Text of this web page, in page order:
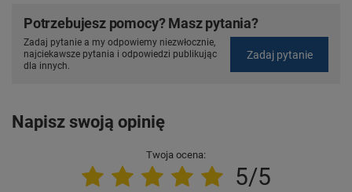
Potrzebujesz pomocy? Masz pytania?
Zadaj pytanie a my odpowiemy niezwłocznie,
najciekawsze pytania i odpowiedzi publikując
dla innych.
Zadaj pytanie
Napisz swoją opinię
Twoja ocena:
5/5